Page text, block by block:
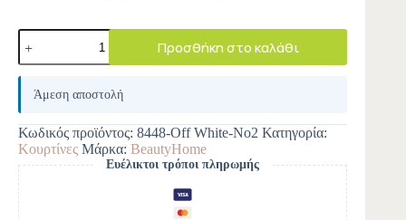
Προσθήκη στο καλάθι
A
e
r
n
a
t
i
Άμεση αποστολή
Κωδικός προϊόντος: 8448-Off White-Νο2 Κατηγορία:
Κουρτίνες Μάρκα: BeautyHome
Ευέλικτοι τρόποι πληρωμής